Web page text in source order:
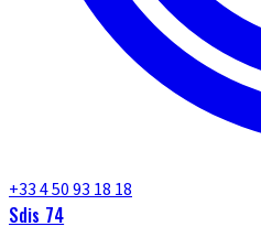
+33 4 50 93 18 18
Sdis 74